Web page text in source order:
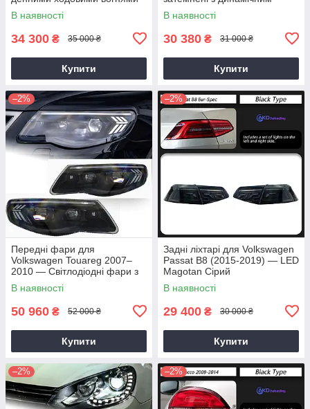
В наявності
34 300 ₴ 35 000 ₴
Купити
сигналом
В наявності
30 380 ₴ 31 000 ₴
Купити
–2%
Передні фари для
Volkswagen Touareg 2007–
2010 — Світлодіодні фари з
лінзами Bi-Xenon,
“ангельськими очима” та
В наявності
50 960 ₴ 52 000 ₴
Купити
–2%
Задні ліхтарі для Volkswagen
Passat B8 (2015-2019) — LED
Magotan Сірий
В наявності
29 400 ₴ 30 000 ₴
Купити
–2% –2%